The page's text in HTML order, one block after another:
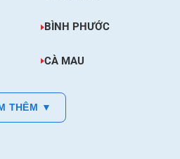
BÌNH PHƯỚC
CÀ MAU
THÊM ▼